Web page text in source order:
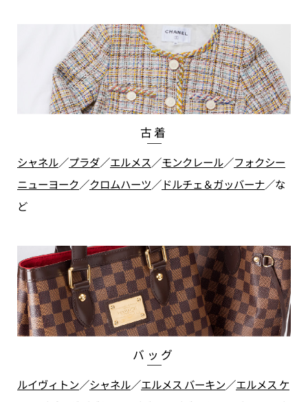
古着
シャネル／プラダ／エルメス／モンクレール／フォクシー
ニューヨーク／クロムハーツ／ドルチェ＆ガッバーナ／な
ど
バッグ
ルイヴィトン／シャネル／エルメス バーキン／エルメス ケ